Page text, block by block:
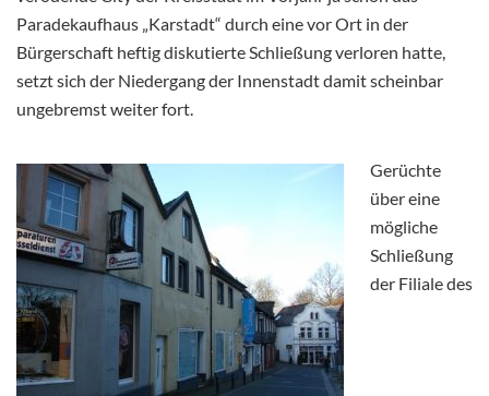
Paradekaufhaus „Karstadt“ durch eine vor Ort in der
Bürgerschaft heftig diskutierte Schließung verloren hatte,
setzt sich der Niedergang der Innenstadt damit scheinbar
ungebremst weiter fort.
Gerüchte
über eine
mögliche
Schließung
der Filiale des